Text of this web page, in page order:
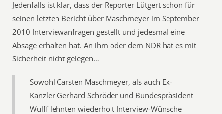
Jedenfalls ist klar, dass der Reporter Lütgert schon für
seinen letzten Bericht über Maschmeyer im September
2010 Interviewanfragen gestellt und jedesmal eine
Absage erhalten hat. An ihm oder dem NDR hat es mit
Sicherheit nicht gelegen…
Sowohl Carsten Maschmeyer, als auch Ex-
Kanzler Gerhard Schröder und Bundespräsident
Wulff lehnten wiederholt Interview-Wünsche